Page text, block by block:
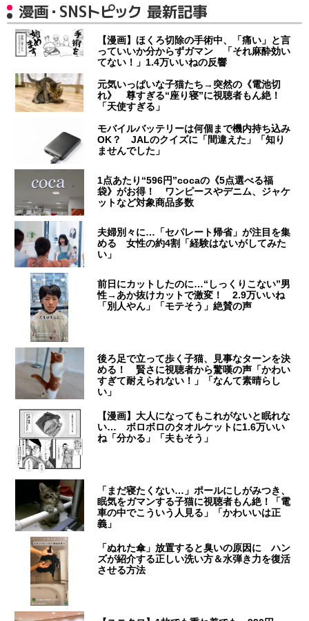
漫画・SNSトピック 最新記事
【漫画】ほくろ切除の手術中、「痛い」と言
っていいか分からずガマン 「それ麻酔効い
てない！」1.4万いいねの反響
元気いっぱいな子猫たち→突然の《電池切
れ》 尊すぎる“座り寝”に視聴者もん絶！
「天使すぎる」
モバイルバッテリーは何個まで機内持ち込み
OK？ JALのクイズに「間違えた」「知り
ませんでした」
1点あたり“596円”cocaの《5点選べる福
袋》がお得！ ワンピースやデニム、ジャケ
ットなど対象商品多数
夫婦別々に…「セパレート帰省」が注目を集
める 女性の約4割「経験はないがしてみた
い」
前日にカットしたのに…“しっくりこない”男
性→あか抜けカットで激変！ 2.9万いいね
「別人やん」「モテそう」絶賛の声
後ろ足で立って歩く子猫、見事なターンを決
める！ 賢さに視聴者から驚嘆の声「かわい
すぎて耐えられない！」「なんて素晴らし
い」
【漫画】大人になってもこれがないと眠れな
い… ボロボロのタオルケットに1.6万いい
ね「分かる」「夫もそう」
「まだ寝たくない…」ポールにしがみつき、
眠気をガマンする子猫に視聴者もん絶！「電
車の中でこういう人見る」「かわいいは正
義」
「ぬれた傘」放置すると臭いの原因に ハン
ズが紹介する正しい洗い方＆水弾き力を復活
させる方法